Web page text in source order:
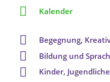
Kalender
Begegnung,
Bildung und
Kinder,